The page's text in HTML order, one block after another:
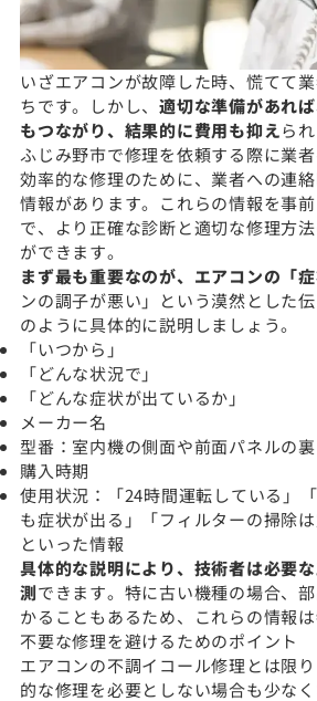
いざエアコンが故障した時、慌てて
ちです。しかし、 適切な準備があれ
もつながり、結果的に費用も抑えられ
ふじみ野市で修理を依頼する際に業
効率的な修理のために、業者への連
情報があります。これらの情報を事
で、より正確な診断と適切な修理方
ができます。
まず最も重要なのが、エアコンの「症
ンの調子が悪い」という漠然とした
のように具体的に説明しましょう。
「いつから」
「どんな状況で」
「どんな症状が出ているか」
メーカー名
型番：室内機の側面や前面パネルの裏
購入時期
使用状況：「24時間運転している」
も症状が出る」「フィルターの掃除は
といった情報
具体的な説明により、技術者は必要
測できます。特に古い機種の場合、
かることもあるため、これらの情報は
不要な修理を避けるためのポイント
エアコンの不調イコール修理とは限
的な修理を必要としない場合も少な